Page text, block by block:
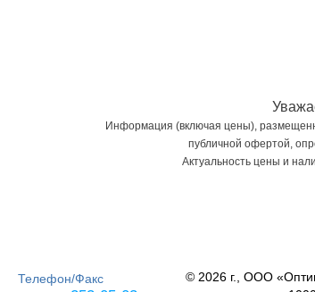
Информация (включая цены),
публичной офертой,
Актуальность цены и
Телефон/Факс
© 2026 г., ООО